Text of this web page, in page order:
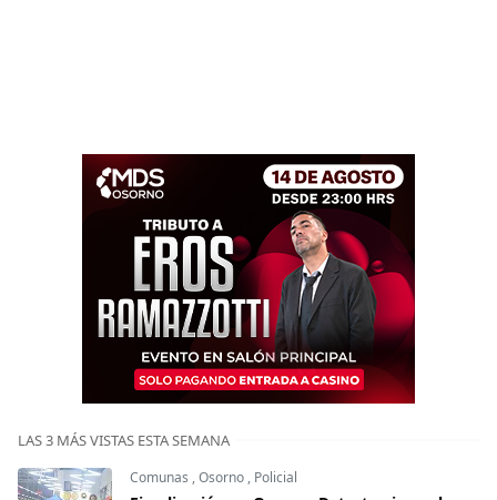
LAS 3 MÁS VISTAS ESTA SEMANA
Comunas ,Osorno , Policial